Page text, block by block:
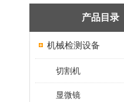
产品目录
机械检测设备
切割机
显微镜